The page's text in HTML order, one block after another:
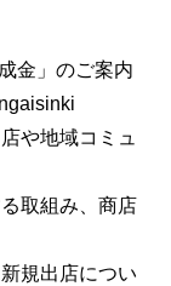
金」のご案内
や地域コミュ
取組み、商店
規出店につい